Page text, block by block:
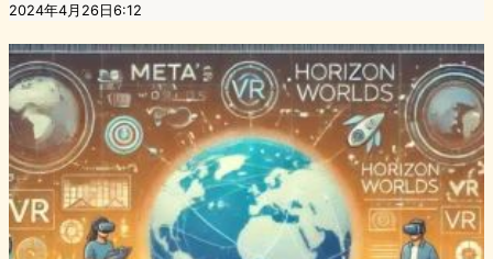
2024年4月26日6:12